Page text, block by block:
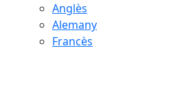
Anglès
Alemany
Francès